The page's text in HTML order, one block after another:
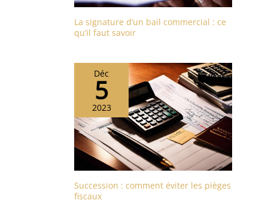
La signature d’un bail commercial : ce
qu’il faut savoir
Déc
5
2023
Succession : comment éviter les pièges
fiscaux